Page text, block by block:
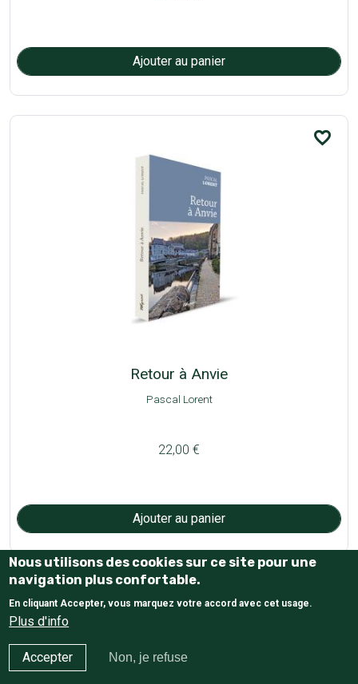
favorite_border
Retour à Anvie
Pascal Lorent
22,00 €
Pagination
1 2 3 … ››Page suivante
»»Dernière page
Haut de page
Nous utilisons des cookies sur ce site pour une
navigation plus confortable.
En cliquant Accepter, vous marquez votre accord avec cet usage.
Plus d'info
Accepter Non, je refuse